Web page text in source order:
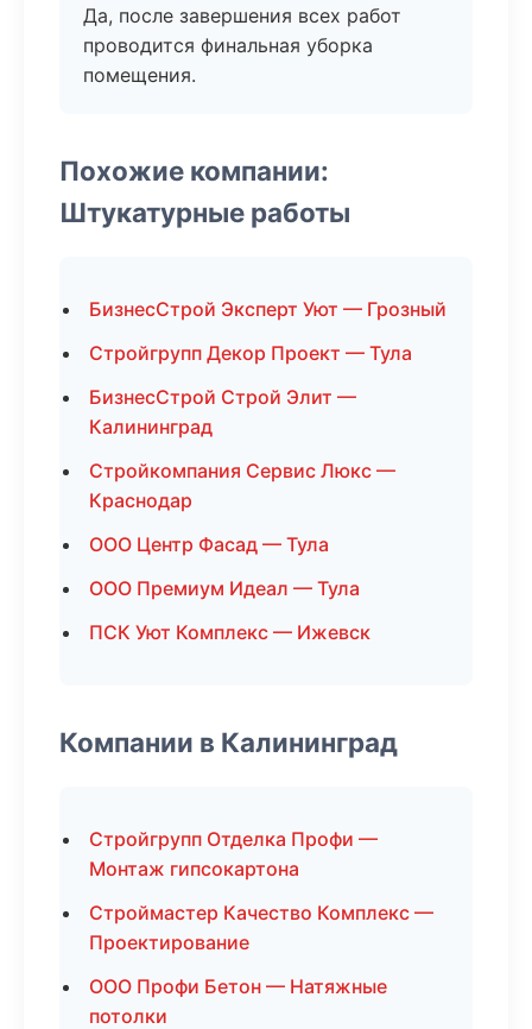
Да, после завершения всех работ
проводится финальная уборка
помещения.
Похожие компании:
Штукатурные работы
БизнесСтрой Эксперт Уют — Грозный
Стройгрупп Декор Проект — Тула
БизнесСтрой Строй Элит —
Калининград
Стройкомпания Сервис Люкс —
Краснодар
ООО Центр Фасад — Тула
ООО Премиум Идеал — Тула
ПСК Уют Комплекс — Ижевск
Компании в Калининград
Стройгрупп Отделка Профи —
Монтаж гипсокартона
Строймастер Качество Комплекс —
Проектирование
ООО Профи Бетон — Натяжные
потолки